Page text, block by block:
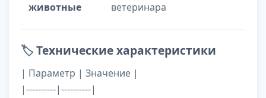
животные
ветеринара
🏷️Технические характеристики
| Параметр | Значение |
|----------|----------|